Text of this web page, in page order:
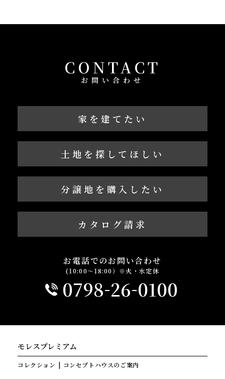
CONTACT
お問い合わせ
家を建てたい
土地を探してほしい
分譲地を購入したい
カタログ請求
お電話でのお問い合わせ
(10:00～18:00）※火・水定休
0798-26-0100
モレスプレミアム
コレクション コンセプトハウスのご案内